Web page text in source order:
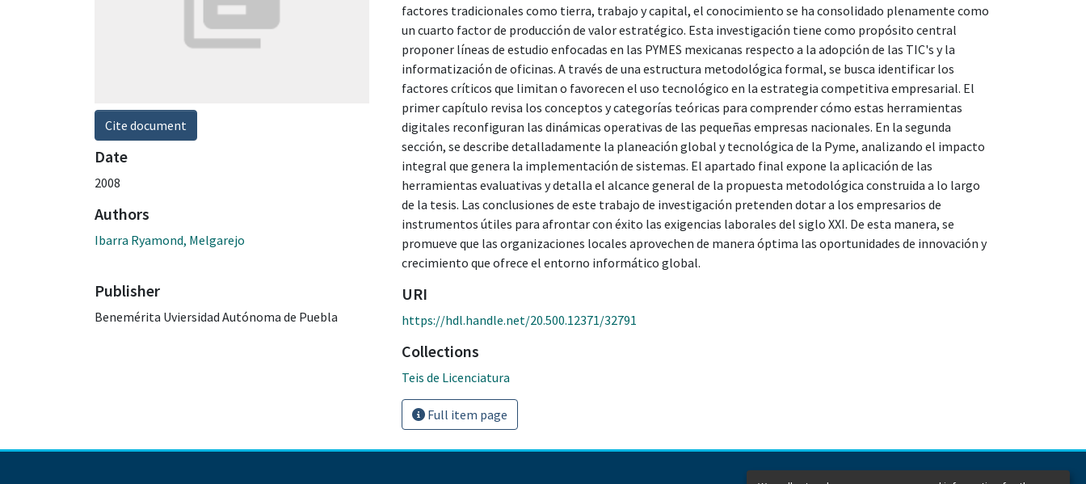
Cite document
Date
2008
Authors
Ibarra Ryamond, Melgarejo
Publisher
Benemérita Uviersidad Autónoma de Puebla
factores tradicionales como tierra, trabajo y capital, el conocimiento se ha consolidado plenamente como
un cuarto factor de producción de valor estratégico. Esta investigación tiene como propósito central
proponer líneas de estudio enfocadas en las PYMES mexicanas respecto a la adopción de las TIC's y la
informatización de oficinas. A través de una estructura metodológica formal, se busca identificar los
factores críticos que limitan o favorecen el uso tecnológico en la estrategia competitiva empresarial. El
primer capítulo revisa los conceptos y categorías teóricas para comprender cómo estas herramientas
digitales reconfiguran las dinámicas operativas de las pequeñas empresas nacionales. En la segunda
sección, se describe detalladamente la planeación global y tecnológica de la Pyme, analizando el impacto
integral que genera la implementación de sistemas. El apartado final expone la aplicación de las
herramientas evaluativas y detalla el alcance general de la propuesta metodológica construida a lo largo
de la tesis. Las conclusiones de este trabajo de investigación pretenden dotar a los empresarios de
instrumentos útiles para afrontar con éxito las exigencias laborales del siglo XXI. De esta manera, se
promueve que las organizaciones locales aprovechen de manera óptima las oportunidades de innovación y
crecimiento que ofrece el entorno informático global.
URI
https://hdl.handle.net/20.500.12371/32791
Collections
Teis de Licenciatura
Full item page